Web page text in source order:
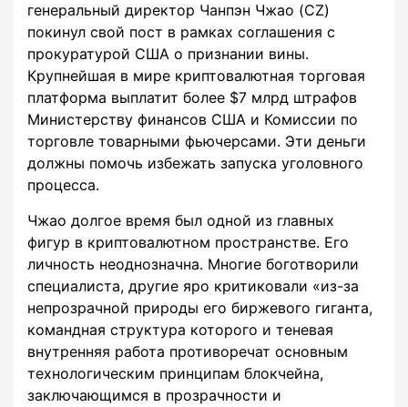
генеральный директор Чанпэн Чжао (CZ)
покинул свой пост в рамках соглашения с
прокуратурой США о признании вины.
Крупнейшая в мире криптовалютная торговая
платформа выплатит более $7 млрд штрафов
Министерству финансов США и Комиссии по
торговле товарными фьючерсами. Эти деньги
должны помочь избежать запуска уголовного
процесса.
Чжао долгое время был одной из главных
фигур в криптовалютном пространстве. Его
личность неоднозначна. Многие боготворили
специалиста, другие яро критиковали «из-за
непрозрачной природы его биржевого гиганта,
командная структура которого и теневая
внутренняя работа противоречат основным
технологическим принципам блокчейна,
заключающимся в прозрачности и